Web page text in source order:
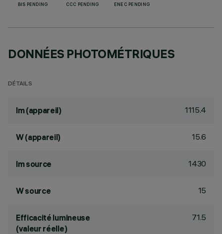
BIS PENDING CCC PENDING ENEC PENDING
DONNÉES PHOTOMÉTRIQUES
DÉTAILS
lm (appareil) 1115.4
W (appareil) 15.6
lm source 1430
W source 15
Efficacité lumineuse
(valeur réelle)
71.5